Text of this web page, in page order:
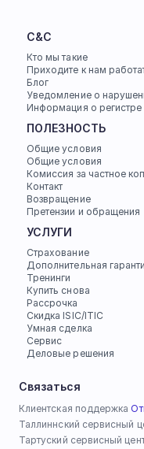
C&C
Кто мы такие
Приходите к нам
Блог
Уведомление о
Информация о регистре
ПОЛЕЗНОСТЬ
Общие условия
Общие условия
Комиссия за частное
Контакт
Возвращение
Претензии и обращения
УСЛУГИ
Страхование
Дополнительная
Тренинги
Купить снова
Рассрочка
Скидка ISIC/ITIC
Умная сделка
Сервис
Деловые решения
Связаться
Клиентская поддержка
Таллиннский сервисный
Тартуский сервисный